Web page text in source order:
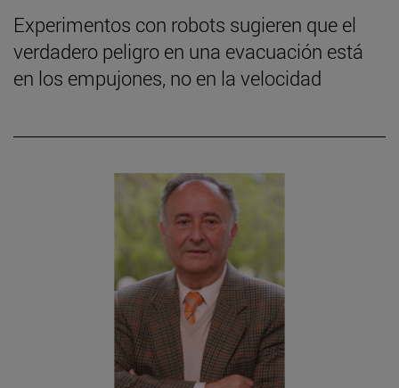
Experimentos con robots sugieren que el
verdadero peligro en una evacuación está
en los empujones, no en la velocidad